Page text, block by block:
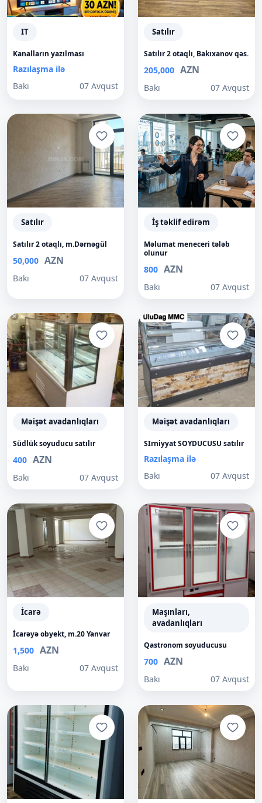
IT
Kanalların yazılması
Razılaşma ilə
Bakı
07 Avqust
Satılır
Satılır 2 otaqlı, Bakıxanov qəs.
205,000 AZN
Bakı 07 Avqust
Satılır
Satılır 2 otaqlı, m.Dərnəgül
50,000 AZN
Bakı 07 Avqust
İş təklif edirəm
Məlumat meneceri tələb
olunur
800 AZN
Bakı 07 Avqust
Məişət avadanlıqları
Südlük soyuducu satılır
400 AZN
Bakı 07 Avqust
Məişət avadanlıqları
SIrniyyat SOYDUCUSU satılır
Razılaşma ilə
Bakı
07 Avqust
İcarə
İcarəyə obyekt, m.20 Yanvar
1,500 AZN
Bakı 07 Avqust
Maşınları,
avadanlıqları
Qastronom soyuducusu
700 AZN
Bakı 07 Avqust